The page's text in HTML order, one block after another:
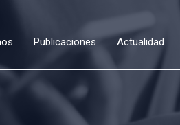
Publicaciones Actualidad